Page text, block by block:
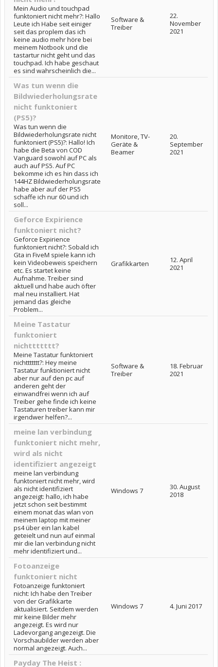
Mein Audio und touchpad
funktoniert nicht mehr?: Hallo
Leute ich Habe seit einiger
seit das proplem das ich
keine audio mehr höre bei
meinem Notbook und die
tastartur nicht geht und das
touchpad. Ich habe geschaut
es sind wahrscheinlich die...
Software &
Treiber
22.
November
2021
Was tun wenn die
Bildwiederholungsrate
nicht funktoniert
(PS5)?
Was tun wenn die
Bildwiederholungsrate nicht
funktoniert (PS5)?: Hallo! Ich
habe die Beta von COD
Vanguard sowohl auf PC als
auch auf PS5. Auf PC
bekomme ich es hin dass ich
144HZ Bildwiederholungsrate
habe aber auf der PS5
schaffe ich nur 60 und ich
soll...
Monitore, TV-
Geräte &
Beamer
20.
September
2021
Geforce Expirience
funktoniert nicht?
Geforce Expirience
funktoniert nicht?: Sobald ich
Gta in FiveM spiele kann ich
kein Videobeweis speichern
etc. Es startet keine
Aufnahme. Treiber sind
aktuell und habe auch öfter
mal neu installiert. Hat
jemand das gleiche
Problem...
Grafikkarten
12. April
2021
Meine Tastatur
funktoniert
nichttttttt?
Meine Tastatur funktoniert
nichttttttt?: Hey meine
Tastatur funktioniert nicht
aber nur auf den pc auf
anderen geht der
einwandfrei wenn ich auf
Treiber gehe finde ich keine
Tastaturen treiber kann mir
irgendwer helfen?...
Software &
Treiber
18. Februar
2021
meine lan verbindung
funktoniert nicht mehr,
wird als nicht
identifiziert angezeigt
meine lan verbindung
funktoniert nicht mehr, wird
als nicht identifiziert
angezeigt: hallo, ich habe
jetzt schon seit bestimmt
einem monat das wlan von
meinem laptop mit meiner
ps4 über ein lan kabel
geteielt und nun auf einmal
mir die lan verbindung nicht
mehr identifiziert und...
Windows 7
30. August
2018
Fotoanzeige
funktoniert nicht
Fotoanzeige funktoniert
nicht: Ich habe den Treiber
von der Grafikkarte
aktualisiert. Seitdem werden
mir keine Bilder mehr
angezeigt. Es wird nur
Ladevorgang angezeigt. Die
Vorschaubilder werden aber
normal angezeigt. Auch...
Windows 7 4. Juni 2017
Payday The Heist :